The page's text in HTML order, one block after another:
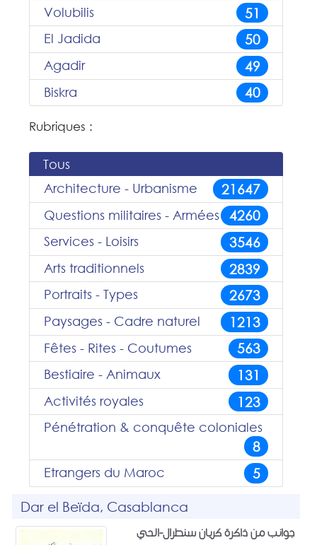
Volubilis 51
El Jadida 50
Agadir 49
Biskra 40
Rubriques :
Tous
Architecture - Urbanisme
21647
Questions militaires - Armées 4260
Services - Loisirs 3546
Arts traditionnels 2839
Portraits - Types 2673
Paysages - Cadre naturel 1213
Fêtes - Rites - Coutumes 563
Bestiaire - Animaux 131
Activités royales 123
Pénétration & conquête coloniales
8
Etrangers du Maroc 5
Dar el Beïda, Casablanca
جوانب من ذاكرة كريان سنطرال-الحي